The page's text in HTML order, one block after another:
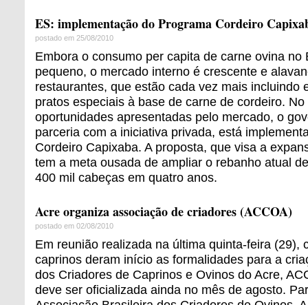
ES: implementação do Programa Cordeiro
postado em 25/08/2010
Embora o consumo per capita de carne ovina no
pequeno, o mercado interno é crescente e
restaurantes, que estão cada vez mais incluindo
pratos especiais à base de carne de cordeiro.
oportunidades apresentadas pelo mercado, o
parceria com a iniciativa privada, está
Cordeiro Capixaba. A proposta, que visa a
tem a meta ousada de ampliar o rebanho atual
400 mil cabeças em quatro anos.
Acre organiza associação de criadores (ACCOA)
postado em 02/08/2010
Em reunião realizada na última quinta-feira (29),
caprinos deram início as formalidades para a
dos Criadores de Caprinos e Ovinos do Acre,
deve ser oficializada ainda no mês de agosto.